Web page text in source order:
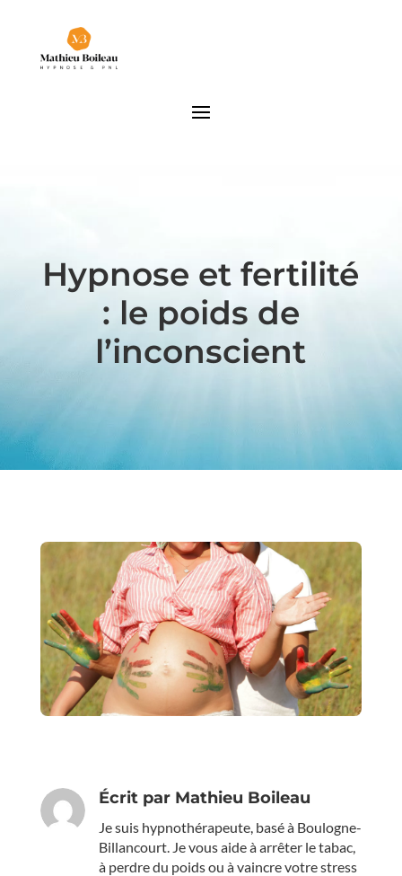
Hypnose et fertilité
: le poids de
l’inconscient
Écrit par Mathieu Boileau
Je suis hypnothérapeute, basé à Boulogne-
Billancourt. Je vous aide à arrêter le tabac,
à perdre du poids ou à vaincre votre stress